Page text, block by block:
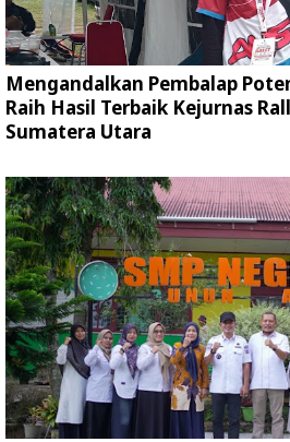
Mengandalkan Pembalap
Raih Hasil Terbaik Kejurnas
Sumatera Utara